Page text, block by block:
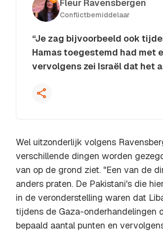
Fleur Ravensbergen
Conflictbemiddelaar
“Je zag bijvoorbeeld ook
Hamas toegestemd had met
vervolgens zei Israël dat het
Kopieer quote
Wel uitzonderlijk volgens
verschillende dingen worden
van op de grond ziet. "Een van de
anders praten. De Pakistani's die
in de veronderstelling waren dat
tijdens de Gaza-onderhandelingen
bepaald aantal punten en